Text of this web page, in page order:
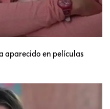
aparecido en películas